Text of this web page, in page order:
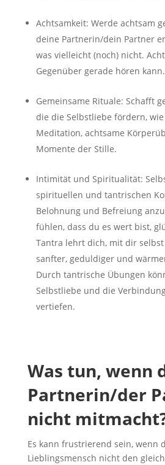
Achtsamkeit: Werde achtsam
deine Partnerin/dein Partner
was vielleicht (noch) nicht.
Gegenüber gerade hören kann.
Gemeinsame Rituale: Schafft
die die Selbstliebe fördern,
Meditation, achtsame
Momente der Stille.
Intimität und Spiritualität:
spirituellen und tantrischen
Belohnung und Befreiung
fühlen, dass du es wert bist,
Tantra lehrt dich, mit dir
sanfter, geduldiger und
Durch tantrische Übungen
Selbstliebe und die
vertiefen.
Was tun, wenn
Partnerin/der
nicht
Es kann frustrierend sein, wenn
Lieblingsmensch nicht den